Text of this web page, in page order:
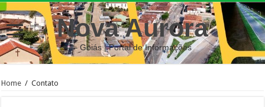
Nova Aurora
– Goiás | Portal de Informações
Home / Contato